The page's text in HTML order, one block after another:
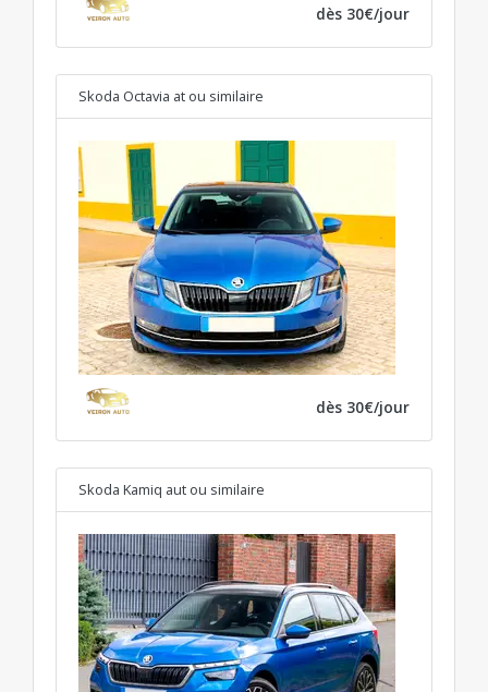
dès 30€/jour
Skoda Octavia at ou similaire
dès 30€/jour
Skoda Kamiq aut ou similaire